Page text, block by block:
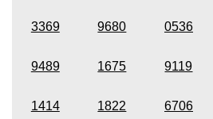
3369 9680 0536
9489 1675 9119
1414 1822 6706